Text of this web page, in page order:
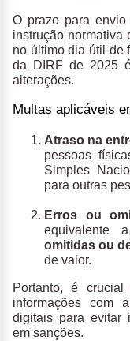
O prazo para
instrução normativa
no último dia útil de
da DIRF de 2025
alterações.
Multas aplicáveis
Atraso na
pessoas
Simples
para outras
Erros ou
equivalente
omitidas ou
de valor.
Portanto, é
informações com
digitais para evitar
em sanções.